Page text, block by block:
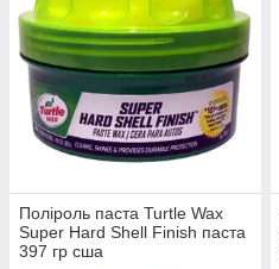
Поліроль паста Turtle Wax
Super Hard Shell Finish паста
397 гр сша